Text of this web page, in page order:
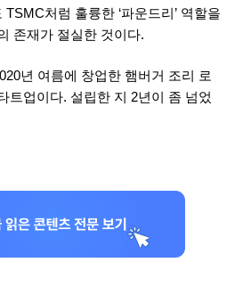
처럼 훌륭한 ‘파운드리’ 역할을
존재가 절실한 것이다.
년 여름에 창업한 햄버거 조리 로
트업이다. 설립한 지 2년이 좀 넘었